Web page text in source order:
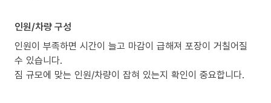
인원/차량 구성
인원이 부족하면 시간이 늘고 마감이 급해져 포장이 거칠어질
수 있습니다.
짐 규모에 맞는 인원/차량이 잡혀 있는지 확인이 중요합니다.